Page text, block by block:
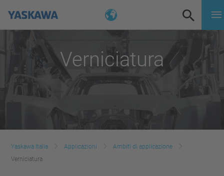
Verniciatura
Yaskawa Italia Applicazioni
Ambiti di applicazione
Verniciatura